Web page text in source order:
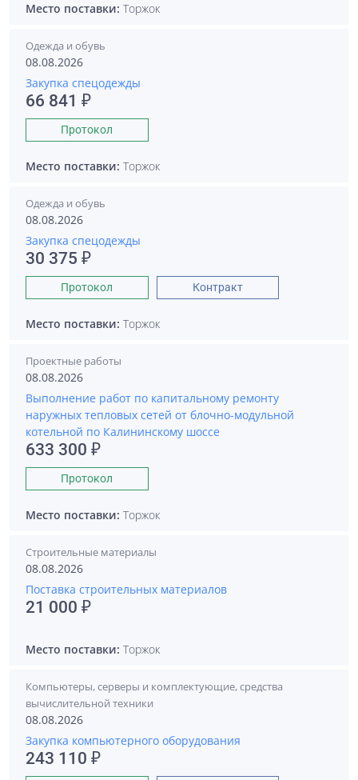
Место поставки: Торжок
Одежда и обувь
08.08.2026
Закупка спецодежды
66 841 ₽
Протокол
Место поставки: Торжок
Одежда и обувь
08.08.2026
Закупка спецодежды
30 375 ₽
Протокол Контракт
Место поставки: Торжок
Проектные работы
08.08.2026
Выполнение работ по капитальному ремонту
наружных тепловых сетей от блочно-модульной
котельной по Калининскому шоссе
633 300 ₽
Протокол
Место поставки: Торжок
Строительные материалы
08.08.2026
Поставка строительных материалов
21 000 ₽
Место поставки: Торжок
Компьютеры, серверы и комплектующие, средства
вычислительной техники
08.08.2026
Закупка компьютерного оборудования
243 110 ₽